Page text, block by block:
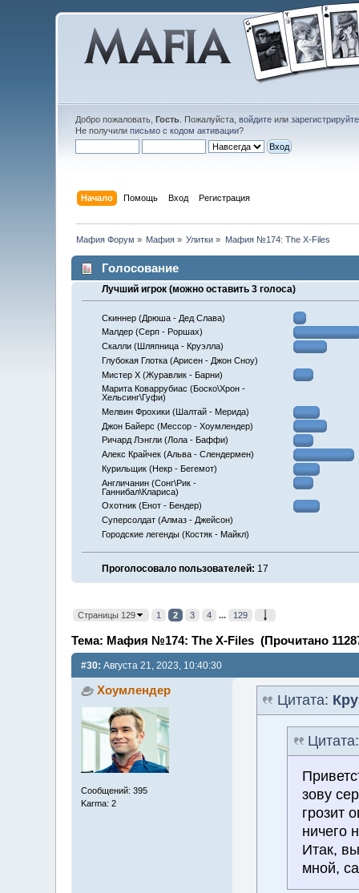
Добро пожаловать, Гость. Пожалуйста, войдитеили
Не получили письмо с кодом активации?
Начало Помощь Вход Регистрация
Мафия Форум » Мафия » Улитки » Мафия №174: The X-Files
Голосование
Лучший игрок (можно оставить 3 голоса)
Скиннер (Дрюша - Дед Слава)
Малдер (Серп - Роршах)
Скалли (Шляпница - Круэлла)
Глубокая Глотка (Арисен - Джон Сноу)
Мистер Х (Журавлик - Барни)
Марита Коваррубиас (Боско\Хрон -
Хельсинг\Гуфи)
Мелвин Фрохики (Шалтай - Мерида)
Джон Байерс (Мессор - Хоумлендер)
Ричард Лэнгли (Лола - Баффи)
Алекс Крайчек (Альва - Слендермен)
Курильщик (Некр - Бегемот)
Англичанин (Сонг\Рик -
Ганнибал\Клариса)
Охотник (Енот - Бендер)
Суперсолдат (Алмаз - Джейсон)
Городские легенды (Костяк - Майкл)
Проголосовало пользователей: 17
Страницы 129 1 2 3 4 ... 129
Тема: Мафия №174: The X-Files (Прочитано
#30: Августа 21, 2023, 10:40:30
Хоумлендер
Сообщений: 395
Karma: 2
Цитата:
зову
грозит
ничего
Итак,
мной,